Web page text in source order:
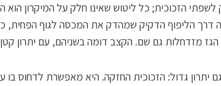
הזכוכית; כל ליטוש שאינו חלק על המיקרון הוא
דרך הליפוף הדקיק שמהדק את המכסה לגוף הפחית,
מזדחלות גם שם. הקצב דומה בשניהם, עם יתרון